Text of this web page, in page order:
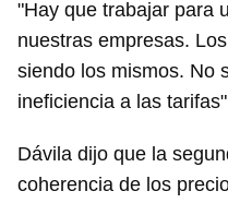
"Hay que trabajar para
nuestras empresas.
siendo los mismos. No
ineficiencia a las
Dávila dijo que la
coherencia de los